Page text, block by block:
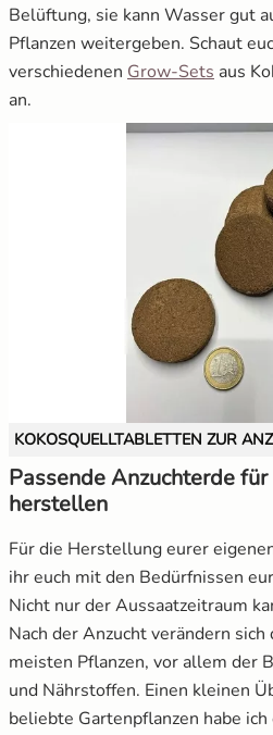
Belüftung, sie kann Wasser gut
Pflanzen weitergeben. Schaut
verschiedenen Grow-Sets öffnet
aus
an.
KOKOSQUELLTABLETTEN ZUR
Passende Anzuchterde
herstellen
Für die Herstellung eurer
ihr euch mit den Bedürfnissen
Nicht nur der Aussaatzeitraum
Nach der Anzucht verändern
meisten Pflanzen, vor allem der
und Nährstoffen. Einen kleinen
beliebte Gartenpflanzen habe ich